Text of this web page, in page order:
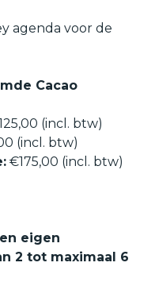
agenda voor de
Cacao
(incl. btw)
(incl. btw)
€175,00 (incl. btw)
eigen
2 tot maximaal 6